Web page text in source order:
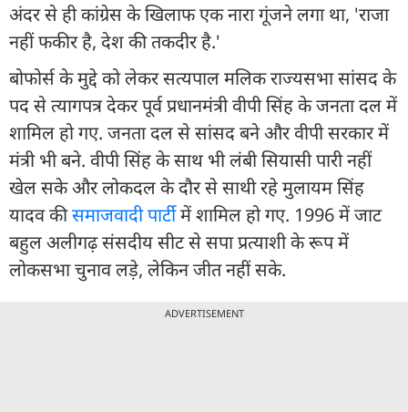
अंदर से ही कांग्रेस के खिलाफ एक नारा गूंजने लगा था, 'राजा
नहीं फकीर है, देश की तकदीर है.'
बोफोर्स के मुद्दे को लेकर सत्यपाल मलिक राज्यसभा सांसद के
पद से त्यागपत्र देकर पूर्व प्रधानमंत्री वीपी सिंह के जनता दल में
शामिल हो गए. जनता दल से सांसद बने और वीपी सरकार में
मंत्री भी बने. वीपी सिंह के साथ भी लंबी सियासी पारी नहीं
खेल सके और लोकदल के दौर से साथी रहे मुलायम सिंह
यादव कीसमाजवादी पार्टीमें शामिल हो गए. 1996 में जाट
बहुल अलीगढ़ संसदीय सीट से सपा प्रत्याशी के रूप में
लोकसभा चुनाव लड़े, लेकिन जीत नहीं सके.
ADVERTISEMENT